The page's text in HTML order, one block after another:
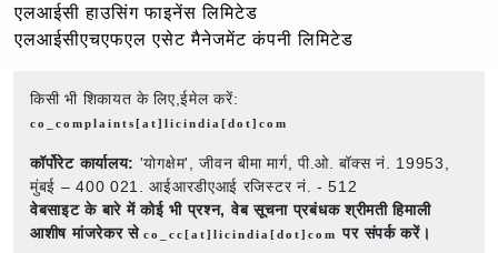
एलआईसी हाउसिंग फाइनेंस लिमिटेड
एलआईसीएचएफएल एसेट मैनेजमेंट कंपनी लिमिटेड
किसी भी शिकायत के लिए,ईमेल करें:
co_complaints[at]licindia[dot]com
कॉर्पोरेट कार्यालय: 'योगक्षेम', जीवन बीमा मार्ग, पी.ओ. बॉक्स नं. 19953,
मुंबई – 400 021. आईआरडीएआई रजिस्टर नं. - 512
वेबसाइट के बारे में कोई भी प्रश्न, वेब सूचना प्रबंधक श्रीमती हिमाली
आशीष मांजरेकर सेco_cc[at]licindia[dot]comपर संपर्क करें।